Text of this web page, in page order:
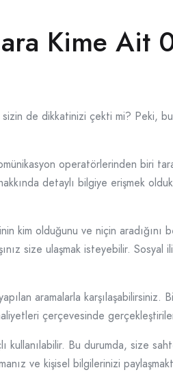
Kime Ait
de dikkatinizi çekti mi? Peki,
operatörlerinden biri
detaylı bilgiye erişmek
kim olduğunu ve niçin
size ulaşmak isteyebilir.
aramalarla
çerçevesinde
kullanılabilir. Bu durumda, size
ve kişisel bilgilerinizi